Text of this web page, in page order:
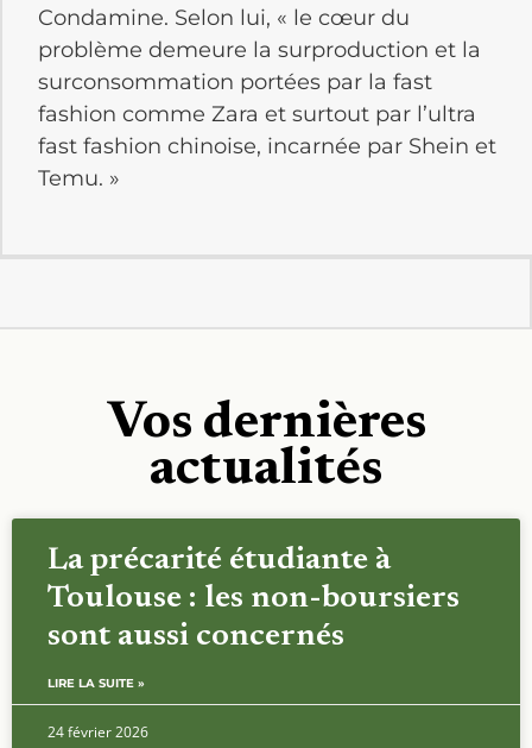
Condamine. Selon lui, « le cœur du
problème demeure la surproduction et la
surconsommation portées par la fast
fashion comme Zara et surtout par l’ultra
fast fashion chinoise, incarnée par Shein et
Temu. »
Vos dernières
actualités
La précarité étudiante à
Toulouse : les non-boursiers
sont aussi concernés
LIRE LA SUITE »
24 février 2026